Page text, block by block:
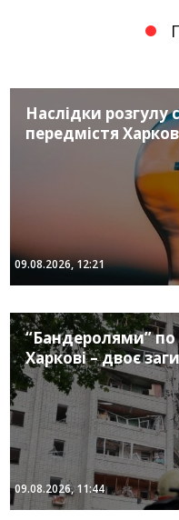
Наслідки розгулу
передмістя
09.08.2026, 12:21
“Бандеролями”
Харкові – двоє
09.08.2026, 11:44